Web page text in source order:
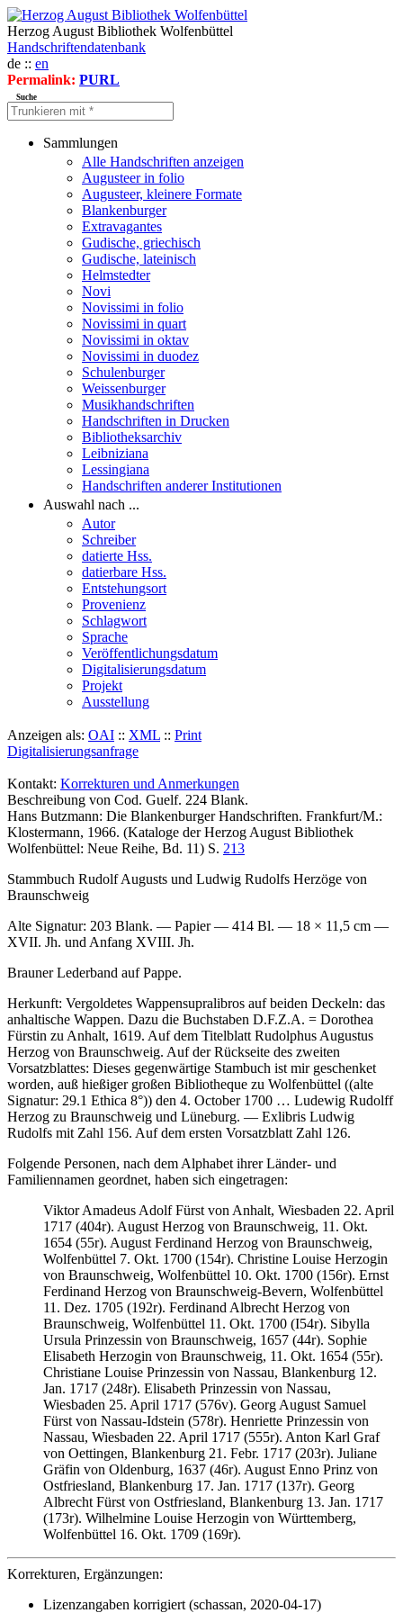
Herzog August Bibliothek Wolfenbüttel
Handschriftendatenbank
de :: en
Permalink: PURL
Suche
Sammlungen
Alle Handschriften anzeigen
Augusteer in folio
Augusteer, kleinere Formate
Blankenburger
Extravagantes
Gudische, griechisch
Gudische, lateinisch
Helmstedter
Novi
Novissimi in folio
Novissimi in quart
Novissimi in oktav
Novissimi in duodez
Schulenburger
Weissenburger
Musikhandschriften
Handschriften in Drucken
Bibliotheksarchiv
Leibniziana
Lessingiana
Handschriften anderer Institutionen
Auswahl nach ...
Autor
Schreiber
datierte Hss.
datierbare Hss.
Entstehungsort
Provenienz
Schlagwort
Sprache
Veröffentlichungsdatum
Digitalisierungsdatum
Projekt
Ausstellung
Anzeigen als: OAI :: XML :: Print
Digitalisierungsanfrage
Kontakt: Korrekturen und Anmerkungen
Beschreibung von Cod. Guelf. 224 Blank.
Hans Butzmann: Die Blankenburger Handschriften. Frankfurt/M.:
Klostermann, 1966. (Kataloge der Herzog August Bibliothek
Wolfenbüttel: Neue Reihe, Bd. 11) S. 213
Stammbuch Rudolf Augusts und Ludwig Rudolfs Herzöge von
Braunschweig
Alte Signatur: 203 Blank. — Papier — 414 Bl. — 18 × 11,5 cm —
XVII. Jh. und Anfang XVIII. Jh.
Brauner Lederband auf Pappe.
Herkunft: Vergoldetes Wappensupralibros auf beiden Deckeln: das
anhaltische Wappen. Dazu die Buchstaben D.F.Z.A. = Dorothea
Fürstin zu Anhalt, 1619. Auf dem Titelblatt Rudolphus Augustus
Herzog von Braunschweig. Auf der Rückseite des zweiten
Vorsatzblattes: Dieses gegenwärtige Stambuch ist mir geschenket
worden, auß hießiger großen Bibliotheque zu Wolfenbüttel ((alte
Signatur: 29.1 Ethica 8°)) den 4. October 1700 … Ludewig Rudolff
Herzog zu Braunschweig und Lüneburg. — Exlibris Ludwig
Rudolfs mit Zahl 156. Auf dem ersten Vorsatzblatt Zahl 126.
Folgende Personen, nach dem Alphabet ihrer Länder- und
Familiennamen geordnet, haben sich eingetragen:
Viktor Amadeus Adolf Fürst von Anhalt, Wiesbaden 22. April
1717 (404r). August Herzog von Braunschweig, 11. Okt.
1654 (55r). August Ferdinand Herzog von Braunschweig,
Wolfenbüttel 7. Okt. 1700 (154r). Christine Louise Herzogin
von Braunschweig, Wolfenbüttel 10. Okt. 1700 (156r). Ernst
Ferdinand Herzog von Braunschweig-Bevern, Wolfenbüttel
11. Dez. 1705 (192r). Ferdinand Albrecht Herzog von
Braunschweig, Wolfenbüttel 11. Okt. 1700 (I54r). Sibylla
Ursula Prinzessin von Braunschweig, 1657 (44r). Sophie
Elisabeth Herzogin von Braunschweig, 11. Okt. 1654 (55r).
Christiane Louise Prinzessin von Nassau, Blankenburg 12.
Jan. 1717 (248r). Elisabeth Prinzessin von Nassau,
Wiesbaden 25. April 1717 (576v). Georg August Samuel
Fürst von Nassau-Idstein (578r). Henriette Prinzessin von
Nassau, Wiesbaden 22. April 1717 (555r). Anton Karl Graf
von Oettingen, Blankenburg 21. Febr. 1717 (203r). Juliane
Gräfin von Oldenburg, 1637 (46r). August Enno Prinz von
Ostfriesland, Blankenburg 17. Jan. 1717 (137r). Georg
Albrecht Fürst von Ostfriesland, Blankenburg 13. Jan. 1717
(173r). Wilhelmine Louise Herzogin von Württemberg,
Wolfenbüttel 16. Okt. 1709 (169r).
Korrekturen, Ergänzungen:
Lizenzangaben korrigiert (schassan, 2020-04-17)